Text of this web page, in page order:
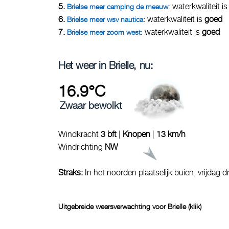
5. Brielse meer camping de meeuw: waterkwaliteit is
6. Brielse meer wsv nautica: waterkwaliteit is goed
7. Brielse meer zoom west: waterkwaliteit is goed
Het weer in Brielle, nu:
16.9°C
Zwaar bewolkt
Windkracht 3 bft | Knopen | 13 km/h
Windrichting NW
Straks: In het noorden plaatselijk buien, vrijdag
Uitgebreide weersverwachting voor Brielle (klik)